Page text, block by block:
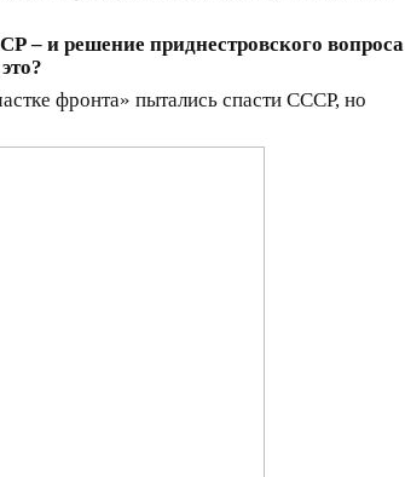
– и решение приднестровского вопроса
фронта» пытались спасти СССР, но